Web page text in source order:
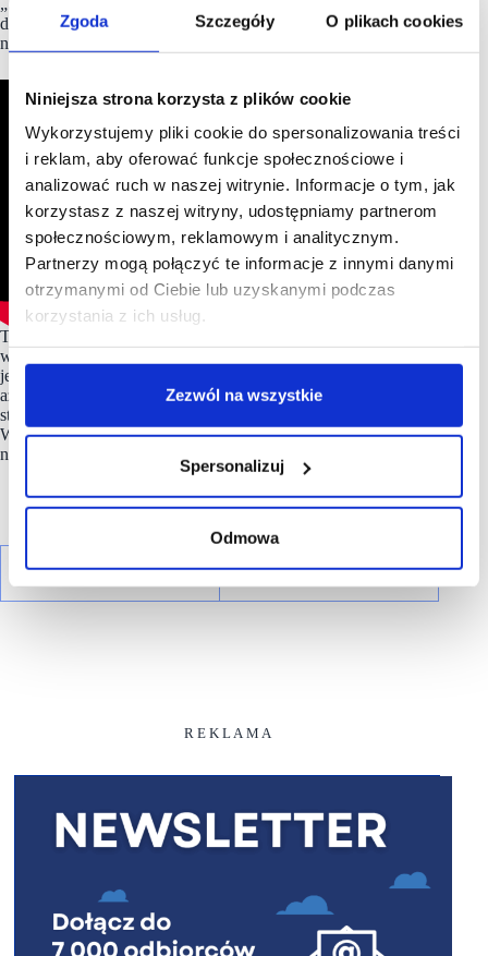
Zgoda Szczegóły O plikach cookies
Niniejsza strona korzysta z plików cookie
Wykorzystujemy pliki cookie do spersonalizowania treści
i reklam, aby oferować funkcje społecznościowe i
analizować ruch w naszej witrynie. Informacje o tym, jak
korzystasz z naszej witryny, udostępniamy partnerom
społecznościowym, reklamowym i analitycznym.
Partnerzy mogą połączyć te informacje z innymi danymi
otrzymanymi od Ciebie lub uzyskanymi podczas
korzystania z ich usług.
Zezwól na wszystkie
Spersonalizuj
Odmowa
„Soho by Yareal to przestrzeń, która żyje cały dzień –
do mieszkania, pracy i spotkań. To współczesna odpowiedź
na potrzeby miasta, które chce być blisko ludzi”.
Targi
w Expo XXI w Warszawie Nieodłącznym ich elementem
jest część konferencyjna. W tym roku na scenie pojawiło się
aż 24 gości, którzy mówili o kluczowych wyzwaniach
stojących przed rynkiem centrów handlowych w Polsce.
Wszystkie prezentacje i wystąpienia zostały już opublikowane
na kanale
R E K L A M A